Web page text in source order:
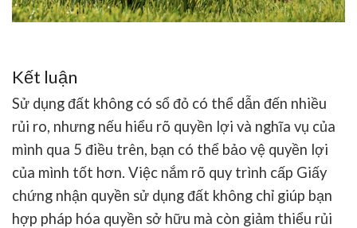
Kết luận
Sử dụng đất không có sổ đỏ có thể dẫn đến nhiều
rủi ro, nhưng nếu hiểu rõ quyền lợi và nghĩa vụ của
mình qua 5 điều trên, bạn có thể bảo vệ quyền lợi
của mình tốt hơn. Việc nắm rõ quy trình cấp Giấy
chứng nhận quyền sử dụng đất không chỉ giúp bạn
hợp pháp hóa quyền sở hữu mà còn giảm thiểu rủi